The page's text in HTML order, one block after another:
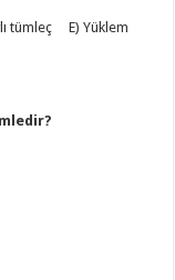
tümleç E) Yüklem